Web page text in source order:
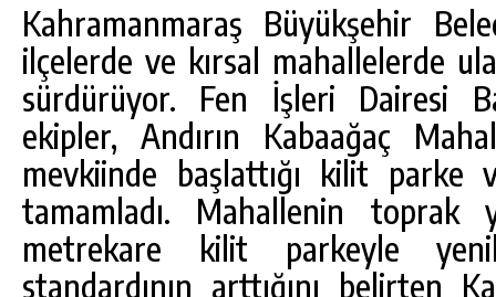
Kahramanmaraş Büyükşehir
ilçelerde ve kırsal mahallelerde
sürdürüyor. Fen İşleri Dairesi
ekipler, Andırın Kabaağaç
mevkiinde başlattığı kilit parke
tamamladı. Mahallenin toprak
metrekare kilit parkeyle
standardının arttığını belirten